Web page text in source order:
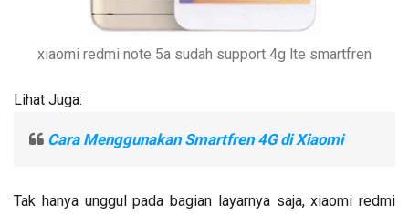
xiaomi redmi note 5a sudah support 4g lte smartfren
Lihat Juga:
Cara Menggunakan Smartfren 4G di Xiaomi
Tak hanya unggul pada bagian layarnya saja, xiaomi redmi